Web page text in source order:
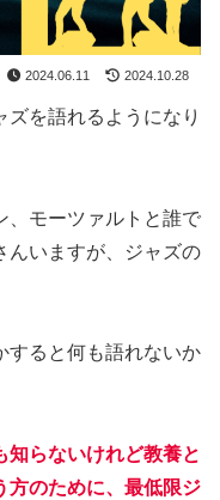
2024.06.11 2024.10.28
ズを語れるようになり
、モーツァルトと誰で
んいますが、ジャズの
すると何も語れないか
知らないけれど教養と
方のために、最低限ジ